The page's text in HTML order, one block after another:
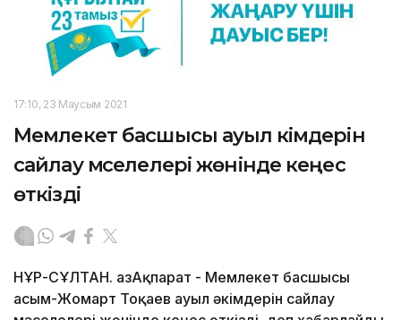
17:10, 23 Маусым 2021
Мемлекет басшысы ауыл әкімдерін
сайлау мәселелері жөнінде кеңес
өткізді
НҰР-СҰЛТАН. ҚазАқпарат - Мемлекет басшысы
Қасым-Жомарт Тоқаев ауыл әкімдерін сайлау